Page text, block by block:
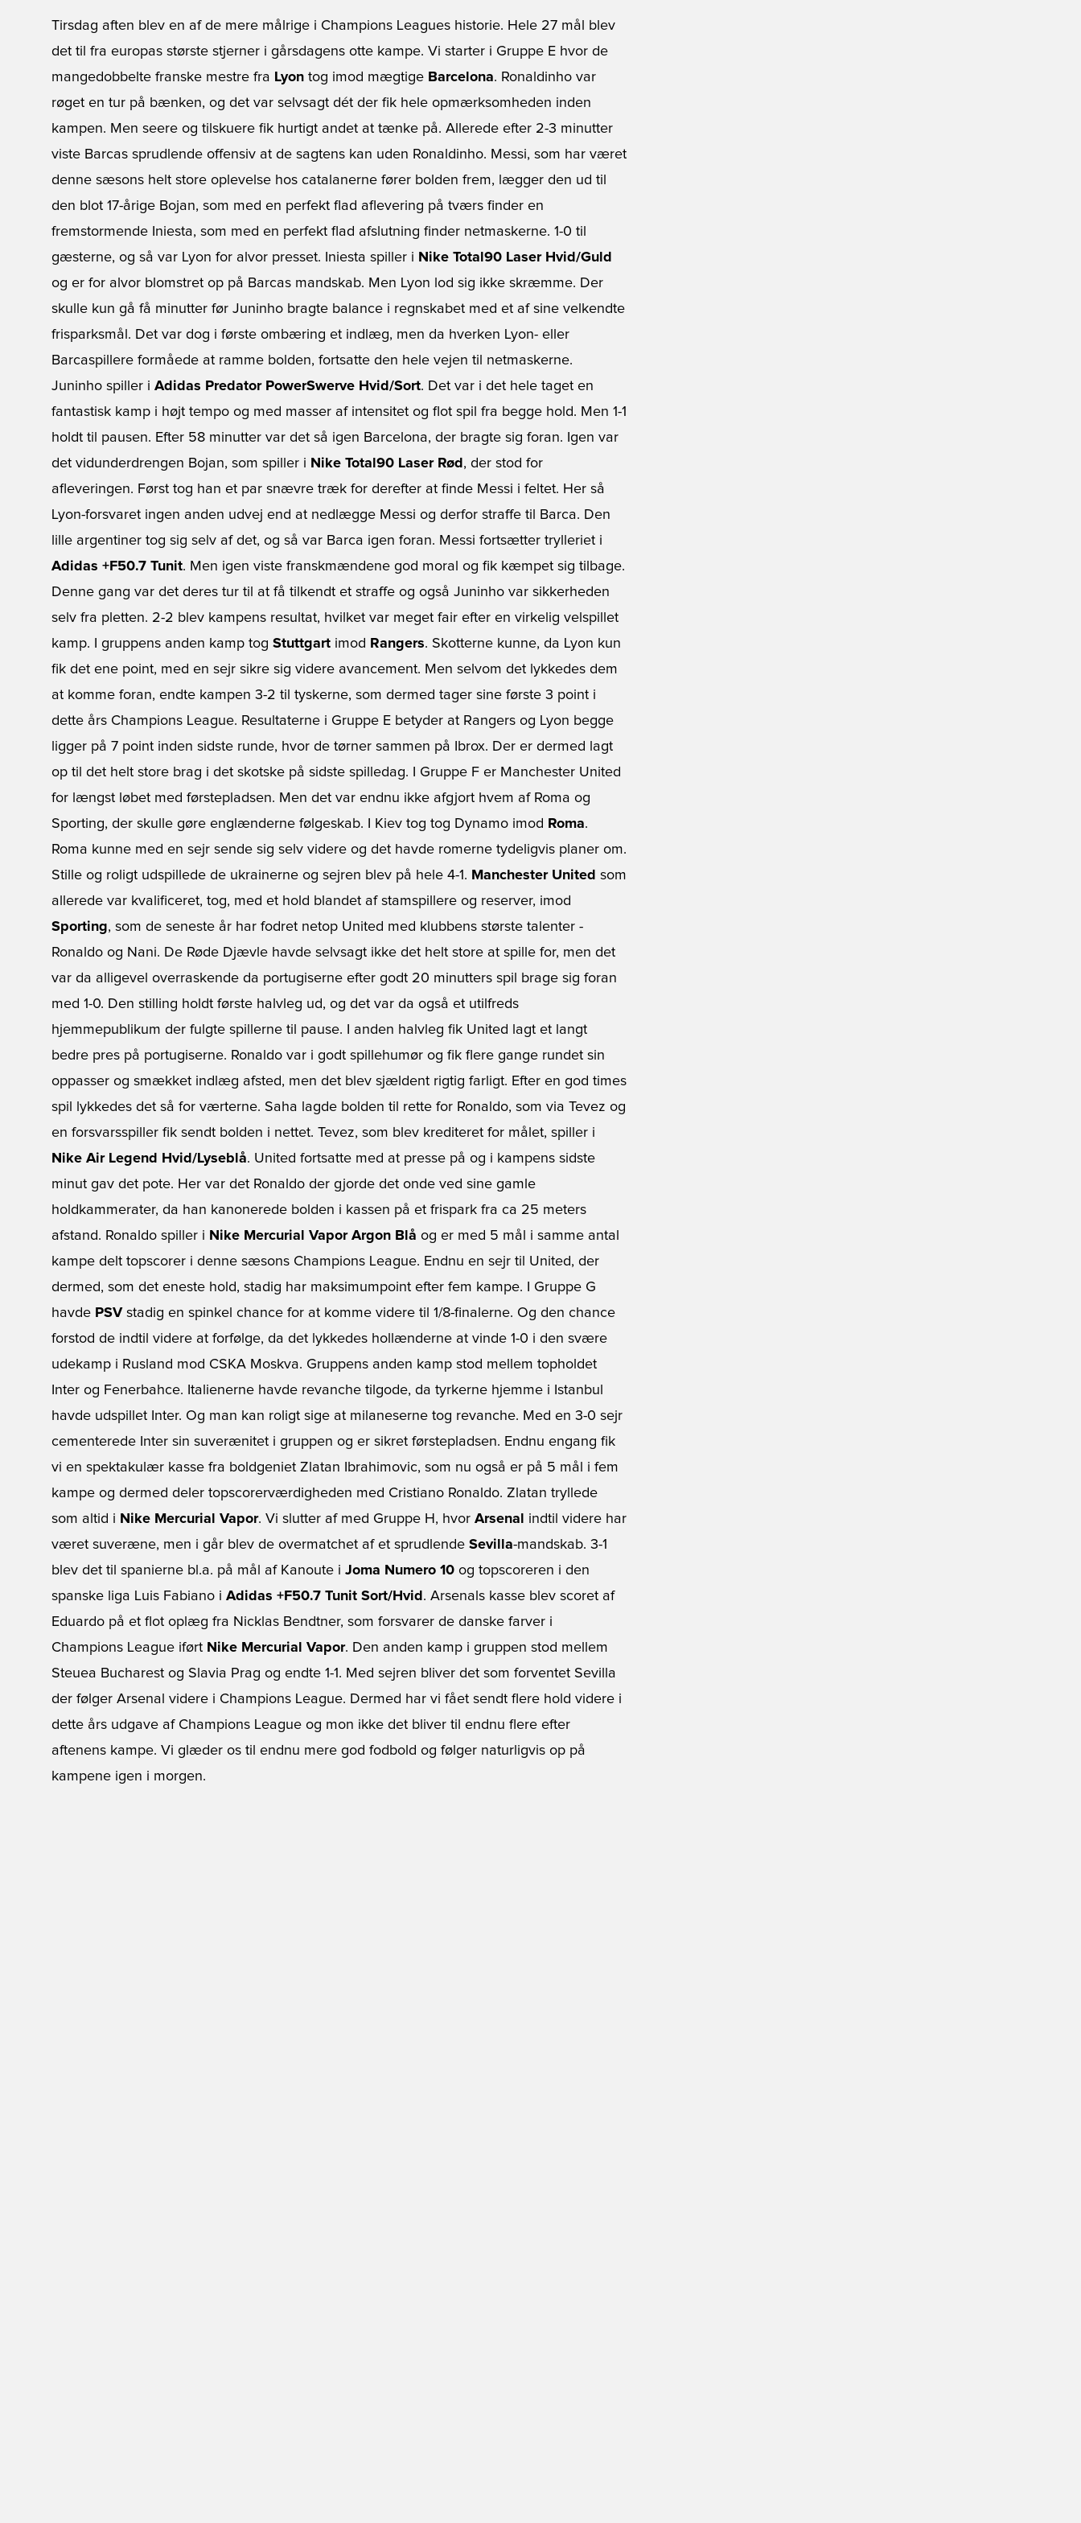
Tirsdag aften blev en af de mere målrige i Champions Leagues historie. Hele 27 mål blev
det til fra europas største stjerner i gårsdagens otte kampe. Vi starter i Gruppe E hvor de
mangedobbelte franske mestre fra Lyon tog imod mægtige Barcelona. Ronaldinho var
røget en tur på bænken, og det var selvsagt dét der fik hele opmærksomheden inden
kampen. Men seere og tilskuere fik hurtigt andet at tænke på. Allerede efter 2-3 minutter
viste Barcas sprudlende offensiv at de sagtens kan uden Ronaldinho. Messi, som har været
denne sæsons helt store oplevelse hos catalanerne fører bolden frem, lægger den ud til
den blot 17-årige Bojan, som med en perfekt flad aflevering på tværs finder en
fremstormende Iniesta, som med en perfekt flad afslutning finder netmaskerne. 1-0 til
gæsterne, og så var Lyon for alvor presset. Iniesta spiller i Nike Total90 Laser Hvid/Guld
og er for alvor blomstret op på Barcas mandskab. Men Lyon lod sig ikke skræmme. Der
skulle kun gå få minutter før Juninho bragte balance i regnskabet med et af sine velkendte
frisparksmål. Det var dog i første ombæring et indlæg, men da hverken Lyon- eller
Barcaspillere formåede at ramme bolden, fortsatte den hele vejen til netmaskerne.
Juninho spiller i Adidas Predator PowerSwerve Hvid/Sort. Det var i det hele taget en
fantastisk kamp i højt tempo og med masser af intensitet og flot spil fra begge hold. Men 1-1
holdt til pausen. Efter 58 minutter var det så igen Barcelona, der bragte sig foran. Igen var
det vidunderdrengen Bojan, som spiller i Nike Total90 Laser Rød , der stod for
afleveringen. Først tog han et par snævre træk for derefter at finde Messi i feltet. Her så
Lyon-forsvaret ingen anden udvej end at nedlægge Messi og derfor straffe til Barca. Den
lille argentiner tog sig selv af det, og så var Barca igen foran. Messi fortsætter trylleriet i
Adidas +F50.7 Tunit. Men igen viste franskmændene god moral og fik kæmpet sig tilbage.
Denne gang var det deres tur til at få tilkendt et straffe og også Juninho var sikkerheden
selv fra pletten. 2-2 blev kampens resultat, hvilket var meget fair efter en virkelig velspillet
kamp. I gruppens anden kamp tog Stuttgart imod Rangers. Skotterne kunne, da Lyon kun
fik det ene point, med en sejr sikre sig videre avancement. Men selvom det lykkedes dem
at komme foran, endte kampen 3-2 til tyskerne, som dermed tager sine første 3 point i
dette års Champions League. Resultaterne i Gruppe E betyder at Rangers og Lyon begge
ligger på 7 point inden sidste runde, hvor de tørner sammen på Ibrox. Der er dermed lagt
op til det helt store brag i det skotske på sidste spilledag. I Gruppe F er Manchester United
for længst løbet med førstepladsen. Men det var endnu ikke afgjort hvem af Roma og
Sporting, der skulle gøre englænderne følgeskab. I Kiev tog tog Dynamo imod Roma.
Roma kunne med en sejr sende sig selv videre og det havde romerne tydeligvis planer om.
Stille og roligt udspillede de ukrainerne og sejren blev på hele 4-1. Manchester United som
allerede var kvalificeret, tog, med et hold blandet af stamspillere og reserver, imod
Sporting, som de seneste år har fodret netop United med klubbens største talenter -
Ronaldo og Nani. De Røde Djævle havde selvsagt ikke det helt store at spille for, men det
var da alligevel overraskende da portugiserne efter godt 20 minutters spil brage sig foran
med 1-0. Den stilling holdt første halvleg ud, og det var da også et utilfreds
hjemmepublikum der fulgte spillerne til pause. I anden halvleg fik United lagt et langt
bedre pres på portugiserne. Ronaldo var i godt spillehumør og fik flere gange rundet sin
oppasser og smækket indlæg afsted, men det blev sjældent rigtig farligt. Efter en god times
spil lykkedes det så for værterne. Saha lagde bolden til rette for Ronaldo, som via Tevez og
en forsvarsspiller fik sendt bolden i nettet. Tevez, som blev krediteret for målet, spiller i
Nike Air Legend Hvid/Lyseblå. United fortsatte med at presse på og i kampens sidste
minut gav det pote. Her var det Ronaldo der gjorde det onde ved sine gamle
holdkammerater, da han kanonerede bolden i kassen på et frispark fra ca 25 meters
afstand. Ronaldo spiller i Nike Mercurial Vapor Argon Blå og er med 5 mål i samme antal
kampe delt topscorer i denne sæsons Champions League. Endnu en sejr til United, der
dermed, som det eneste hold, stadig har maksimumpoint efter fem kampe. I Gruppe G
havde PSVstadig en spinkel chance for at komme videre til 1/8-finalerne. Og den chance
forstod de indtil videre at forfølge, da det lykkedes hollænderne at vinde 1-0 i den svære
udekamp i Rusland mod CSKA Moskva. Gruppens anden kamp stod mellem topholdet
Inter og Fenerbahce. Italienerne havde revanche tilgode, da tyrkerne hjemme i Istanbul
havde udspillet Inter. Og man kan roligt sige at milaneserne tog revanche. Med en 3-0 sejr
cementerede Inter sin suverænitet i gruppen og er sikret førstepladsen. Endnu engang fik
vi en spektakulær kasse fra boldgeniet Zlatan Ibrahimovic, som nu også er på 5 mål i fem
kampe og dermed deler topscorerværdigheden med Cristiano Ronaldo. Zlatan tryllede
som altid i Nike Mercurial Vapor. Vi slutter af med Gruppe H, hvor Arsenal
indtil videre har
været suveræne, men i går blev de overmatchet af et sprudlende Sevilla-mandskab. 3-1
blev det til spanierne bl.a. på mål af Kanoute i Joma Numero 10 og topscoreren i den
spanske liga Luis Fabiano i Adidas +F50.7 Tunit Sort/Hvid . Arsenals kasse blev scoret af
Eduardo på et flot oplæg fra Nicklas Bendtner, som forsvarer de danske farver i
Champions League iført Nike Mercurial Vapor. Den anden kamp i gruppen stod mellem
Steuea Bucharest og Slavia Prag og endte 1-1. Med sejren bliver det som forventet Sevilla
der følger Arsenal videre i Champions League. Dermed har vi fået sendt flere hold videre i
dette års udgave af Champions League og mon ikke det bliver til endnu flere efter
aftenens kampe. Vi glæder os til endnu mere god fodbold og følger naturligvis op på
kampene igen i morgen.